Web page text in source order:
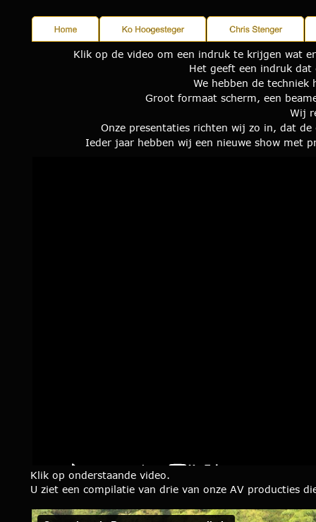
Klik op de video om een indruk te krijgen wat
Het geeft een indruk
We hebben de techniek
Groot formaat scherm, een
Wij
Onze presentaties richten wij zo in, dat
Ieder jaar hebben wij een nieuwe show met
Klik op onderstaande video.
U ziet een compilatie van drie van onze AV producties